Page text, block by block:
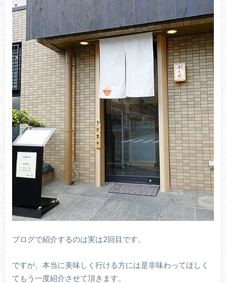
ブログで紹介するのは実は2回目です。
ですが、本当に美味しく行ける方には是非味わってほしく
てもう一度紹介させて頂きます。